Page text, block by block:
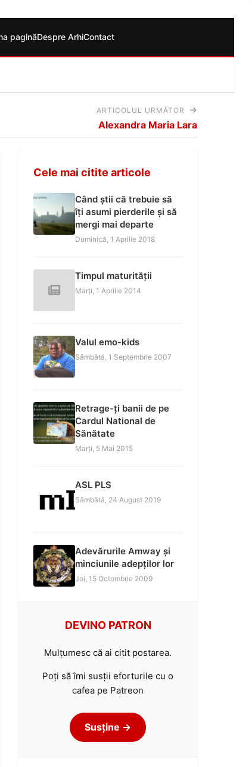
paginăDespre ArhiContact
ARTICOLUL URMĂTOR
Alexandra Maria Lara
Cele mai citite articole
Când știi că trebuie să
îți asumi pierderile și să
mergi mai departe
Duminică, 1 Aprilie 2018
Timpul maturității
Marți, 1 Aprilie 2014
Valul emo-kids
Sâmbătă, 1 Septembrie 2007
Retrage-ți banii de pe
Cardul National de
Sănătate
Marți, 5 Mai 2015
ASL PLS
Sâmbătă, 24 August 2019
Adevărurile Amway și
minciunile adepților lor
Joi, 15 Octombrie 2009
DEVINO PATRON
Mulțumesc că ai citit postarea.
Poți să îmi susții eforturile cu o
cafea pe Patreon
Susține →